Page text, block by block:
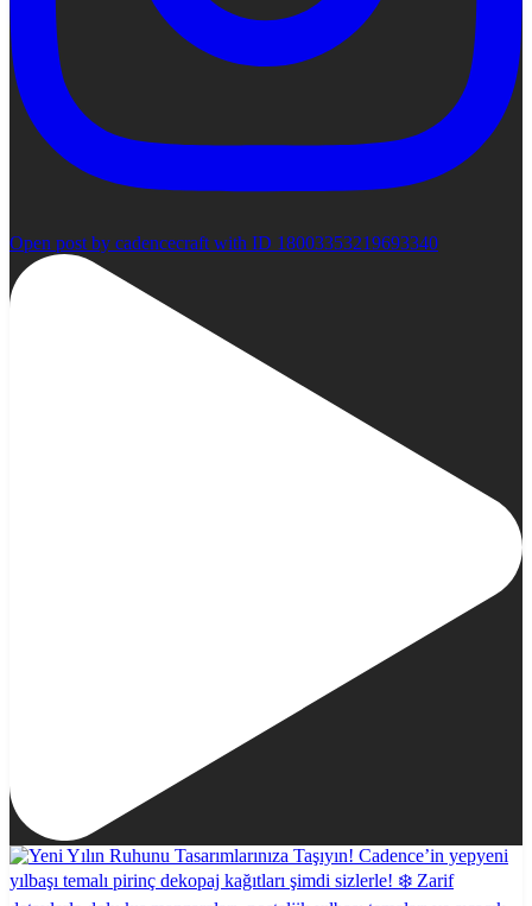
Open post by cadencecraft with ID 18003353219693340